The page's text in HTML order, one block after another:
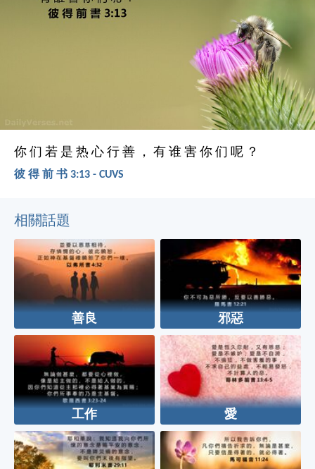
你 们 若 是 热 心 行 善 ， 有 谁 害 你 们 呢 ？
彼 得 前 书 3:13 - CUVS
相關話題
善良 邪惡
工作 愛